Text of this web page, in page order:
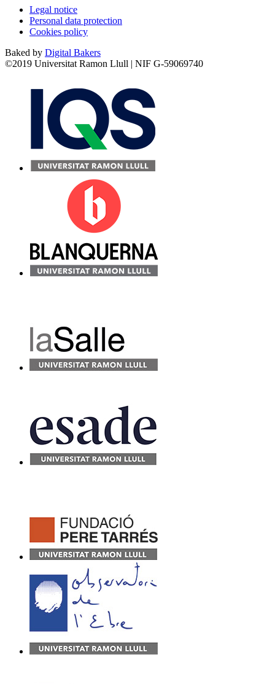
Legal notice
Personal data protection
Cookies policy
Baked by Digital Bakers
©2019 Universitat Ramon Llull | NIF G-59069740